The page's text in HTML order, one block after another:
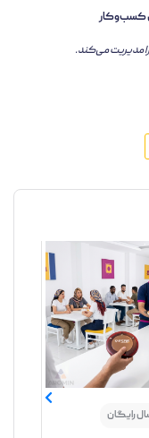
مدیریت می‌کند.
رایگان